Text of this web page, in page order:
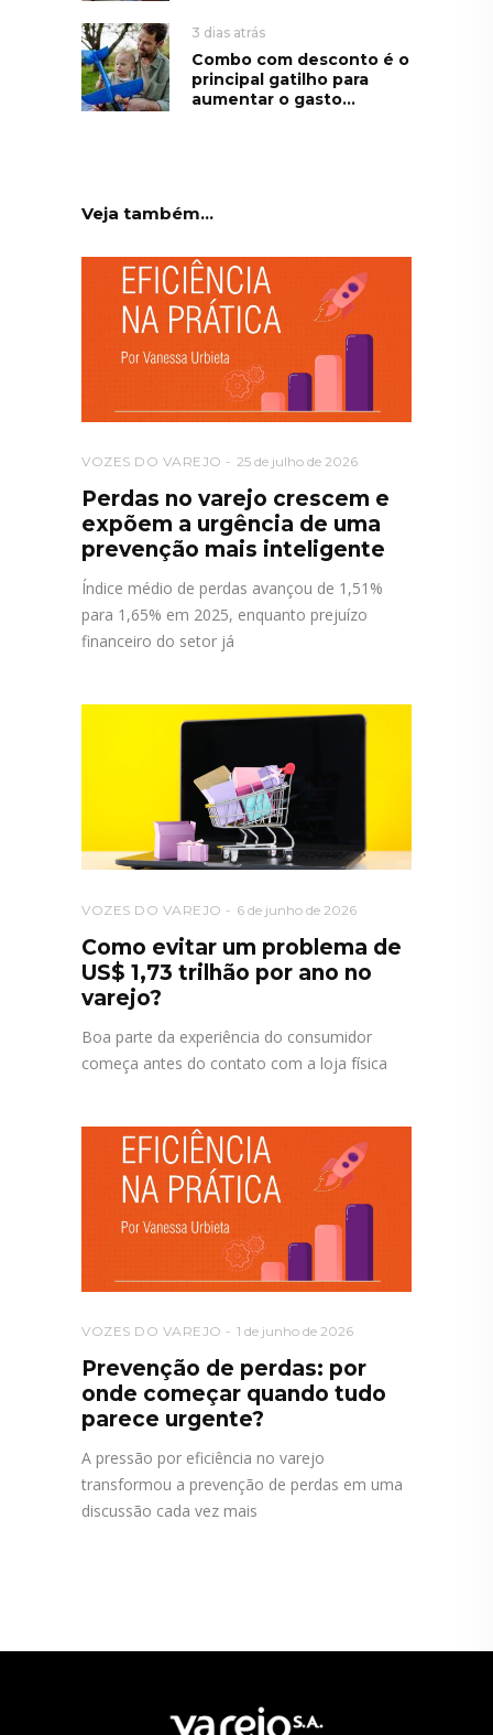
3 dias atrás
Combo com desconto é o
principal gatilho para
aumentar o gasto...
Veja também...
VOZES DO VAREJO 25 de julho de 2026
Perdas no varejo crescem e
expõem a urgência de uma
prevenção mais inteligente
Índice médio de perdas avançou de 1,51%
para 1,65% em 2025, enquanto prejuízo
financeiro do setor já
VOZES DO VAREJO 6 de junho de 2026
Como evitar um problema de
US$ 1,73 trilhão por ano no
varejo?
Boa parte da experiência do consumidor
começa antes do contato com a loja física
VOZES DO VAREJO 1 de junho de 2026
Prevenção de perdas: por
onde começar quando tudo
parece urgente?
A pressão por eficiência no varejo
transformou a prevenção de perdas em uma
discussão cada vez mais